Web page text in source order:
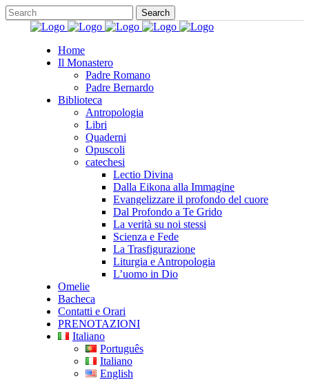
Home
Il Monastero
Padre Romano
Padre Bernardo
Biblioteca
Antropologia
Libri
Quaderni
Opuscoli
catechesi
Lectio Divina
Dalla Eikona alla Immagine
Evangelizzare il profondo del cuore
Dal Profondo a Te Grido
La verità su noi stessi
Scienza e Fede
La Trasfigurazione
Liturgia e Antropologia
L’uomo in Dio
Omelie
Bacheca
Contatti e Orari
PRENOTAZIONI
Italiano
Português
Italiano
English